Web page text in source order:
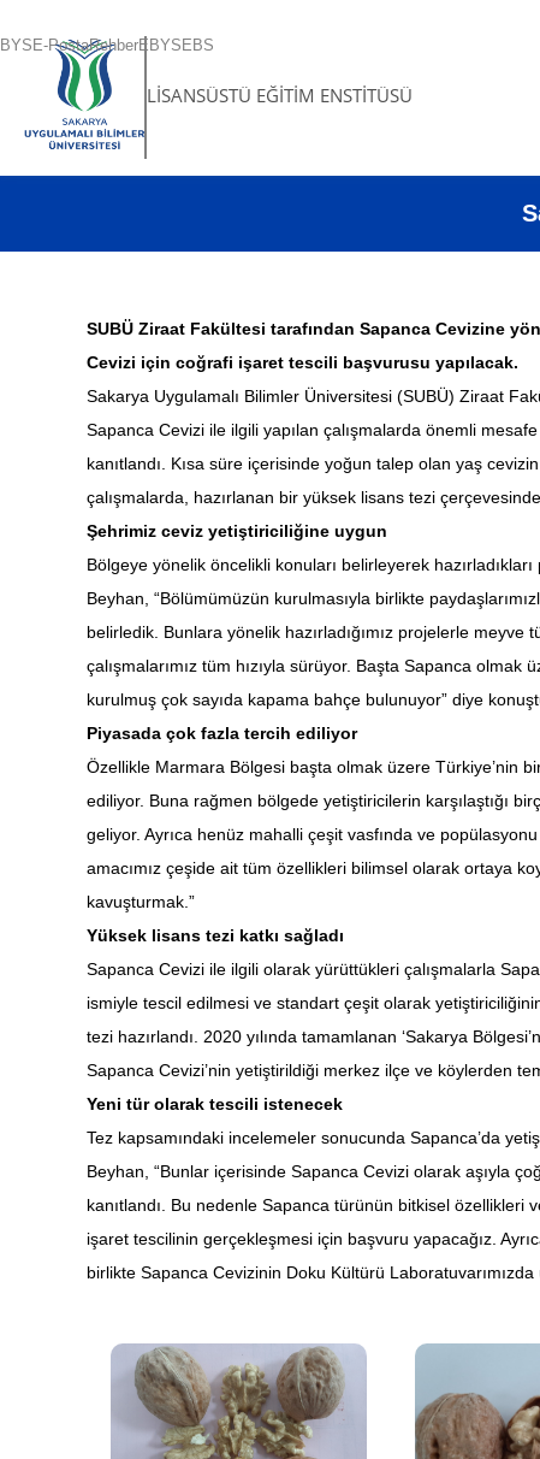
BYS E-PostaRehberEBYS EBS
LİSANSÜSTÜ EĞİTİM ENSTİTÜSÜ
SUBÜ Ziraat Fakültesi tarafından Sapanca Cevizine
Cevizi için coğrafi işaret tescili başvurusu yapılacak.
Sakarya Uygulamalı Bilimler Üniversitesi (SUBÜ) Ziraat
Sapanca Cevizi ile ilgili yapılan çalışmalarda önemli
kanıtlandı. Kısa süre içerisinde yoğun talep olan yaş
çalışmalarda, hazırlanan bir yüksek lisans tezi
Şehrimiz ceviz yetiştiriciliğine uygun
Bölgeye yönelik öncelikli konuları belirleyerek
Beyhan, “Bölümümüzün kurulmasıyla birlikte
belirledik. Bunlara yönelik hazırladığımız projelerle
çalışmalarımız tüm hızıyla sürüyor. Başta Sapanca
kurulmuş çok sayıda kapama bahçe bulunuyor” diye
Piyasada çok fazla tercih ediliyor
Özellikle Marmara Bölgesi başta olmak üzere Türkiye’nin
ediliyor. Buna rağmen bölgede yetiştiricilerin karşılaştığı
geliyor. Ayrıca henüz mahalli çeşit vasfında ve
amacımız çeşide ait tüm özellikleri bilimsel olarak ortaya
kavuşturmak.”
Yüksek lisans tezi katkı sağladı
Sapanca Cevizi ile ilgili olarak yürüttükleri çalışmalarla
ismiyle tescil edilmesi ve standart çeşit olarak
tezi hazırlandı. 2020 yılında tamamlanan ‘Sakarya
Sapanca Cevizi’nin yetiştirildiği merkez ilçe ve köylerden
Yeni tür olarak tescili istenecek
Tez kapsamındaki incelemeler sonucunda Sapanca’da
Beyhan, “Bunlar içerisinde Sapanca Cevizi olarak aşıyla
kanıtlandı. Bu nedenle Sapanca türünün bitkisel özellikleri
işaret tescilinin gerçekleşmesi için başvuru yapacağız.
birlikte Sapanca Cevizinin Doku Kültürü